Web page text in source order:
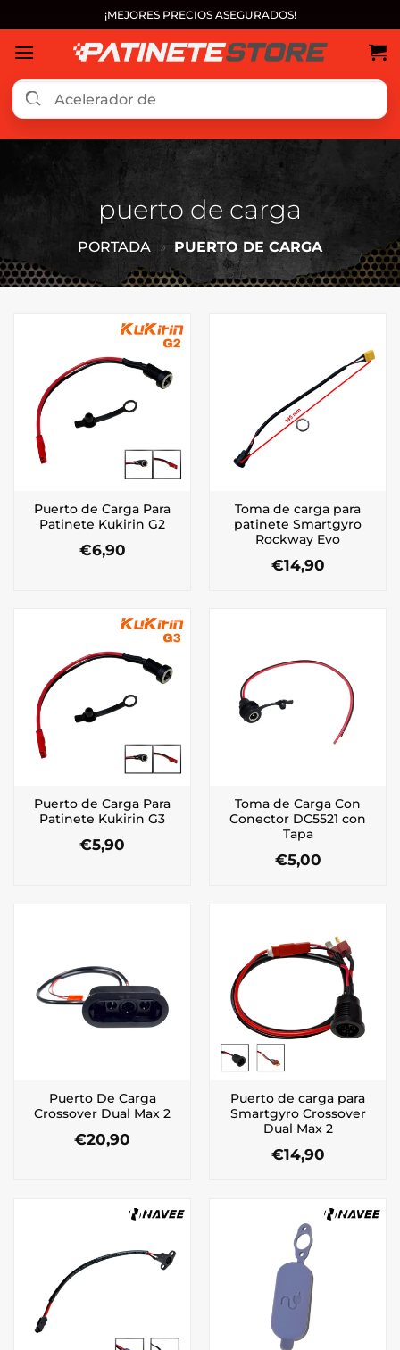
al
contenido
¡MEJORES PRECIOS ASEGURADOS!
puerto de carga
PORTADA » PUERTO DE CARGA
Puerto de Carga Para
Patinete Kukirin G2
€6,90
Toma de carga para
patinete Smartgyro
Rockway Evo
€14,90
Puerto de Carga Para
Patinete Kukirin G3
€5,90
Toma de Carga Con
Conector DC5521 con
Tapa
€5,00
Puerto De Carga
Crossover Dual Max 2
€20,90
Puerto de carga para
Smartgyro Crossover
Dual Max 2
€14,90